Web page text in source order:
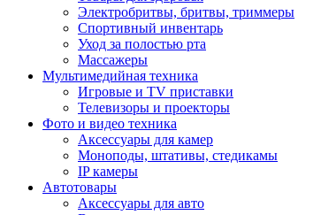
Электробритвы, бритвы, триммеры
Спортивный инвентарь
Уход за полостью рта
Массажеры
Мультимедийная техника
Игровые и TV приставки
Телевизоры и проекторы
Фото и видео техника
Аксессуары для камер
Моноподы, штативы, стедикамы
IP камеры
Автотовары
Аксессуары для авто